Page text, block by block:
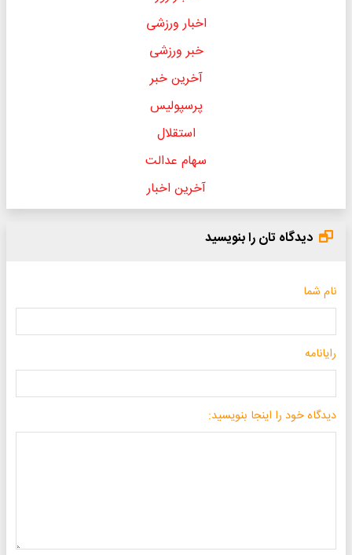
اخبار ورزشی
خبر ورزشی
آخرین خبر
پرسپولیس
استقلال
سهام عدالت
آخرین اخبار
دیدگاه تان را بنویسید
نام شما
رایانامه
دیدگاه خود را اینجا بنویسید: